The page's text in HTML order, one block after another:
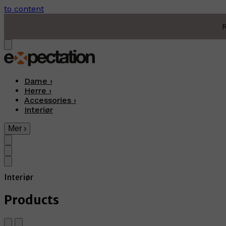
to content
Dame ›
Herre ›
Accessories ›
Interiør
Mer ›
Interiør
Products